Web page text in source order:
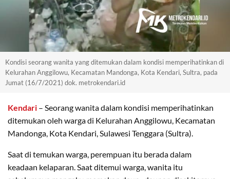
Kondisi seorang wanita yang ditemukan dalam kondisi memperihatinkan di
Kelurahan Anggilowu, Kecamatan Mandonga, Kota Kendari, Sultra, pada
Jumat (16/7/2021) dok. metrokendari.id
Kendari – Seorang wanita dalam kondisi memperihatinkan
ditemukan oleh warga di Kelurahan Anggilowu, Kecamatan
Mandonga, Kota Kendari, Sulawesi Tenggara (Sultra).
Saat di temukan warga, perempuan itu berada dalam
keadaan kelaparan. Saat ditemui warga, wanita itu